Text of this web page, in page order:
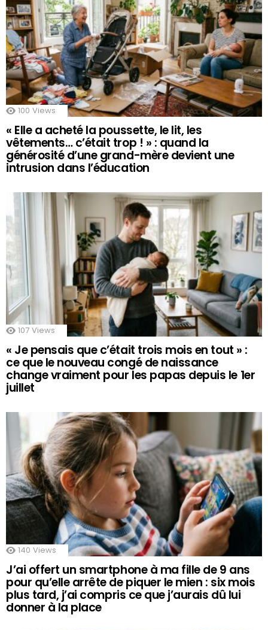
100 Views
« Elle a acheté la poussette, le lit, les
vêtements… c’était trop ! » : quand la
générosité d’une grand-mère devient une
intrusion dans l’éducation
107 Views
« Je pensais que c’était trois mois en tout » :
ce que le nouveau congé de naissance
change vraiment pour les papas depuis le 1er
juillet
140 Views
J’ai offert un smartphone à ma fille de 9 ans
pour qu’elle arrête de piquer le mien : six mois
plus tard, j’ai compris ce que j’aurais dû lui
donner à la place